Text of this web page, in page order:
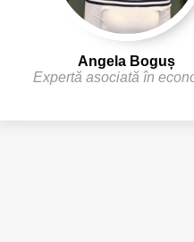
Angela Boguș
Expertă asociată în